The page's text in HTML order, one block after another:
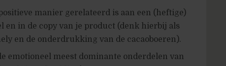
manier gerelateerd is aan een (heftige)
en in de copy van je product (denk hierbij als
en de onderdrukking van de cacaoboeren).
emotioneel meest dominante onderdelen van